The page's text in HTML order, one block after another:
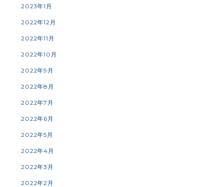
2023年1月
2022年12月
2022年11月
2022年10月
2022年9月
2022年8月
2022年7月
2022年6月
2022年5月
2022年4月
2022年3月
2022年2月